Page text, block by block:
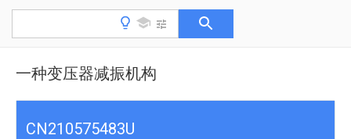
一种变压器减振机构
CN210575483U